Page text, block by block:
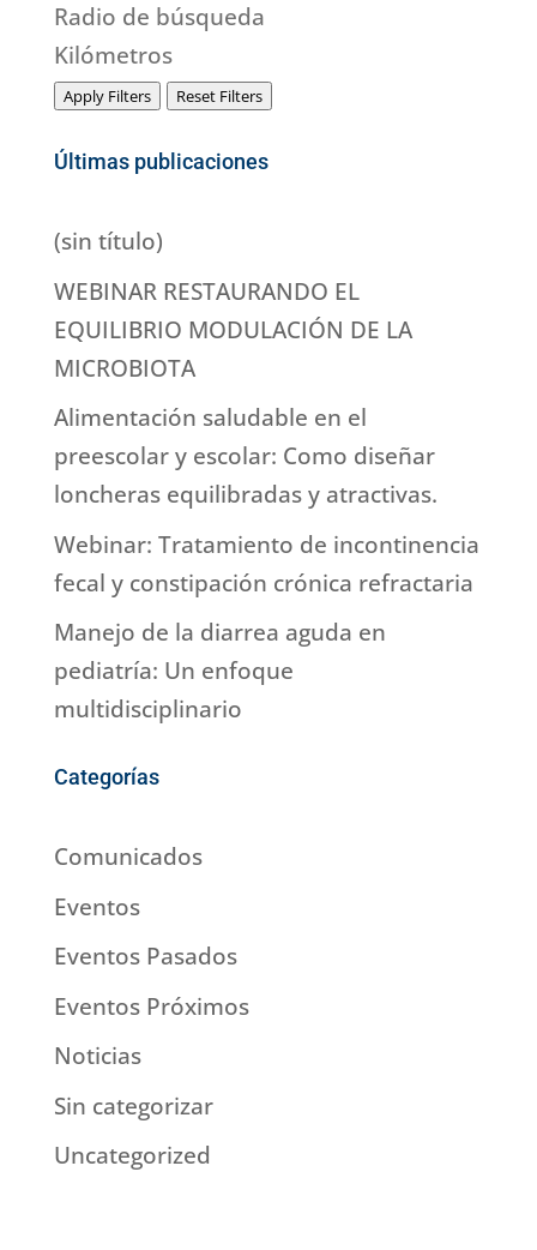
Radio de búsqueda
Kilómetros
Apply Filters Reset Filters
Últimas publicaciones
(sin título)
WEBINAR RESTAURANDO EL
EQUILIBRIO MODULACIÓN DE LA
MICROBIOTA
Alimentación saludable en el
preescolar y escolar: Como diseñar
loncheras equilibradas y atractivas.
Webinar: Tratamiento de incontinencia
fecal y constipación crónica refractaria
Manejo de la diarrea aguda en
pediatría: Un enfoque
multidisciplinario
Categorías
Comunicados
Eventos
Eventos Pasados
Eventos Próximos
Noticias
Sin categorizar
Uncategorized